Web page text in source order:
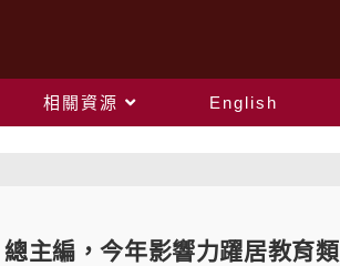
相關資源
English
主編，今年影響力躍居教育類